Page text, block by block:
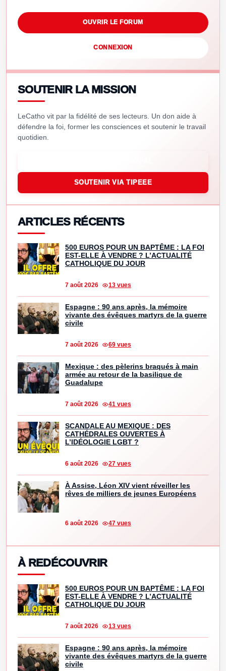
OUVRIR LE FORUM
CONNEXION
SOUTENIR LA MISSION
LeCatho vit par la fidélité de ses lecteurs. Un don aide à
défendre la foi, former les consciences et soutenir le travail
quotidien.
SOUTENIR VIA TIPEEE
ARTICLES RÉCENTS
500 EUROS POUR UN BAPTÊME : LA FOI
EST-ELLE À VENDRE ? L’ACTUALITÉ
CATHOLIQUE DU JOUR
7 août 2026 13 vues
Espagne : 90 ans après, la mémoire
vivante des évêques martyrs de la guerre
civile
7 août 2026 69 vues
Mexique : des pèlerins braqués à main
armée au retour de la basilique de
Guadalupe
7 août 2026 41 vues
SCANDALE AU MEXIQUE : DES
CATHÉDRALES OUVERTES À
L’IDÉOLOGIE LGBT ?
6 août 2026 27 vues
À Assise, Léon XIV vient réveiller les
rêves de milliers de jeunes Européens
6 août 2026 47 vues
À REDÉCOUVRIR
500 EUROS POUR UN BAPTÊME : LA FOI
EST-ELLE À VENDRE ? L’ACTUALITÉ
CATHOLIQUE DU JOUR
7 août 2026 13 vues
Espagne : 90 ans après, la mémoire
vivante des évêques martyrs de la guerre
civile